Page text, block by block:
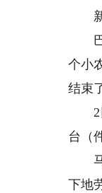
新
巴
个小
结束
2日
台（
马
下地